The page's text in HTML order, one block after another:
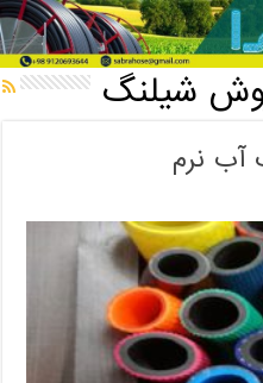
شیلنگ
آب نرم